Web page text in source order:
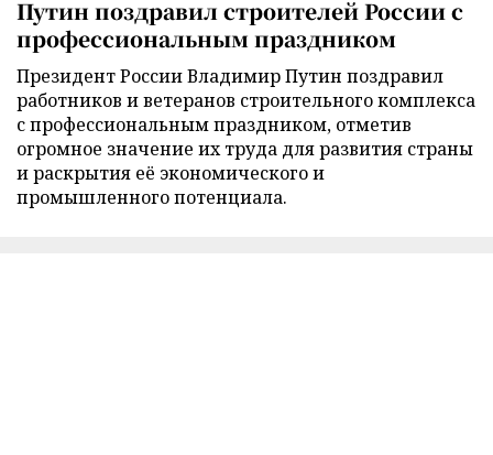
Путин поздравил строителей России с
профессиональным праздником
Президент России Владимир Путин поздравил
работников и ветеранов строительного комплекса
с профессиональным праздником, отметив
огромное значение их труда для развития страны
и раскрытия её экономического и
промышленного потенциала.